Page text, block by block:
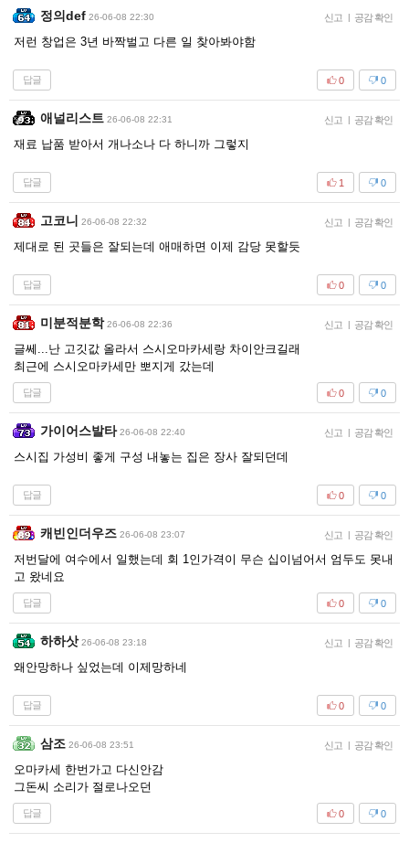
정의def 26-06-08 22:30 신고 공감 확인
저런 창업은 3년 바짝벌고 다른 일 찾아봐야함
답글 0
0
애널리스트 26-06-08 22:31 신고 공감 확인
재료 납품 받아서 개나소나 다 하니까 그렇지
답글 0
1
고코니 26-06-08 22:32 신고 공감 확인
제대로 된 곳들은 잘되는데 애매하면 이제 감당 못할듯
답글 0
0
미분적분학 26-06-08 22:36 신고 공감 확인
글쎄...난 고깃값 올라서 스시오마카세랑 차이안크길래
최근에 스시오마카세만 뽀지게 갔는데
답글 0
0
가이어스발타 26-06-08 22:40 신고 공감 확인
스시집 가성비 좋게 구성 내놓는 집은 장사 잘되던데
답글 0
0
캐빈인더우즈 26-06-08 23:07 신고 공감 확인
저번달에 여수에서 일했는데 회 1인가격이 무슨 십이넘어서 엄두도 못내
고 왔네요
답글 0
0
하하삿 26-06-08 23:18 신고 공감 확인
왜안망하나 싶었는데 이제망하네
답글 0
0
삼조 26-06-08 23:51 신고 공감 확인
오마카세 한번가고 다신안감
그돈씨 소리가 절로나오던
답글 0
0